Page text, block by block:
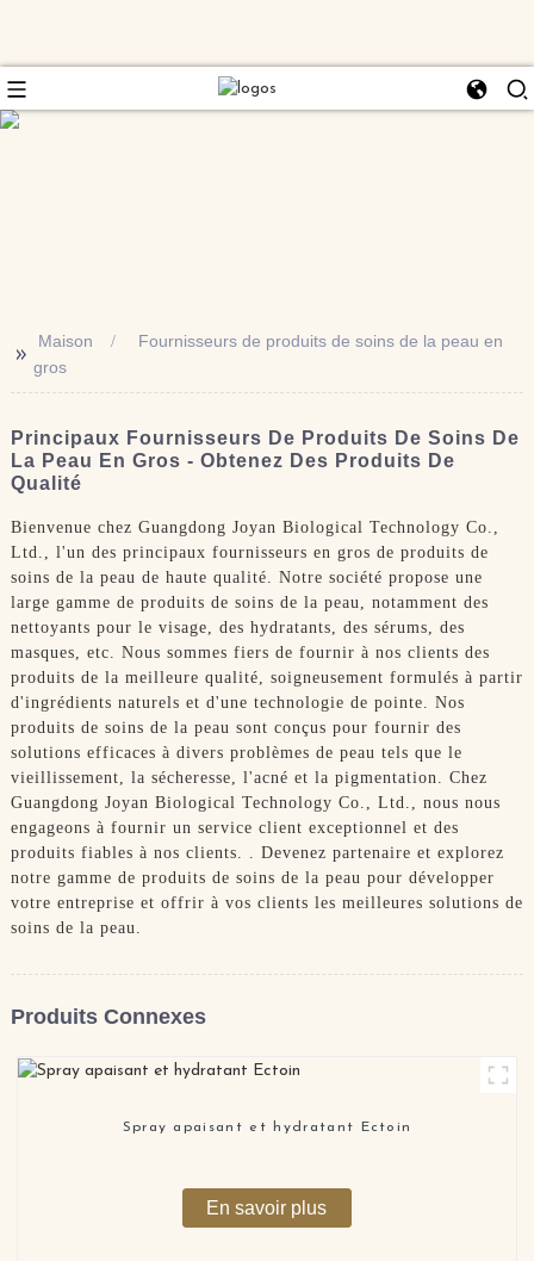
>>
Maison
Fournisseurs de produits de soins de la peau en
gros
Principaux Fournisseurs De Produits De Soins De
La Peau En Gros - Obtenez Des Produits De
Qualité
Bienvenue chez Guangdong Joyan Biological Technology Co.,
Ltd., l'un des principaux fournisseurs en gros de produits de
soins de la peau de haute qualité. Notre société propose une
large gamme de produits de soins de la peau, notamment des
nettoyants pour le visage, des hydratants, des sérums, des
masques, etc. Nous sommes fiers de fournir à nos clients des
produits de la meilleure qualité, soigneusement formulés à partir
d'ingrédients naturels et d'une technologie de pointe. Nos
produits de soins de la peau sont conçus pour fournir des
solutions efficaces à divers problèmes de peau tels que le
vieillissement, la sécheresse, l'acné et la pigmentation. Chez
Guangdong Joyan Biological Technology Co., Ltd., nous nous
engageons à fournir un service client exceptionnel et des
produits fiables à nos clients. . Devenez partenaire et explorez
notre gamme de produits de soins de la peau pour développer
votre entreprise et offrir à vos clients les meilleures solutions de
soins de la peau.
Produits Connexes
Spray apaisant et hydratant Ectoin
En savoir plus